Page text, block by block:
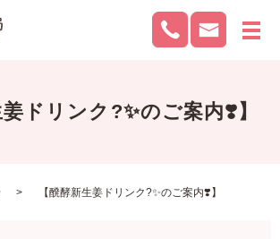
メ
姜ドリンク?✨のご案内❣️】
【醗酵新生姜ドリンク?✨のご案内❣️】